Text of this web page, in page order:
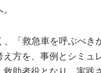
「救急車を呼ぶべき
方を、事例とシミュ